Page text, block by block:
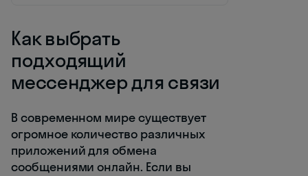
Как выбрать
подходящий
мессенджер для связи
В современном мире существует
огромное количество различных
приложений для обмена
сообщениями онлайн. Если вы